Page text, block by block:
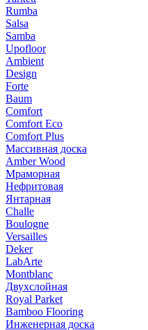
Rumba
Salsa
Samba
Upofloor
Ambient
Design
Forte
Baum
Comfort
Comfort Eco
Comfort Plus
Массивная доска
Amber Wood
Мраморная
Нефритовая
Янтарная
Challe
Boulogne
Versailles
Deker
LabArte
Montblanc
Двухслойная
Royal Parket
Bamboo Flooring
Инженерная доска